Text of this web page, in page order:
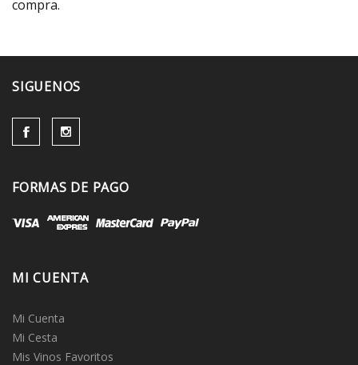
compra.
SIGUENOS
FORMAS DE PAGO
MI CUENTA
Mi Cuenta
Mi Cesta
Mis Vinos Favoritos